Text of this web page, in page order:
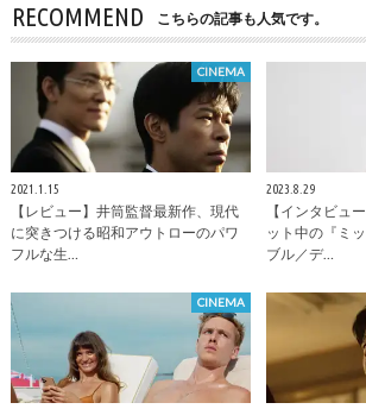
RECOMMEND こちらの記事も人気です。
CINEMA
2021.1.15
【レビュー】井筒監督最新作、現代
に突きつける昭和アウトローのパワ
フルな生…
2023.8.29
【インタビュ
ット中の『ミ
ブル／デ…
CINEMA